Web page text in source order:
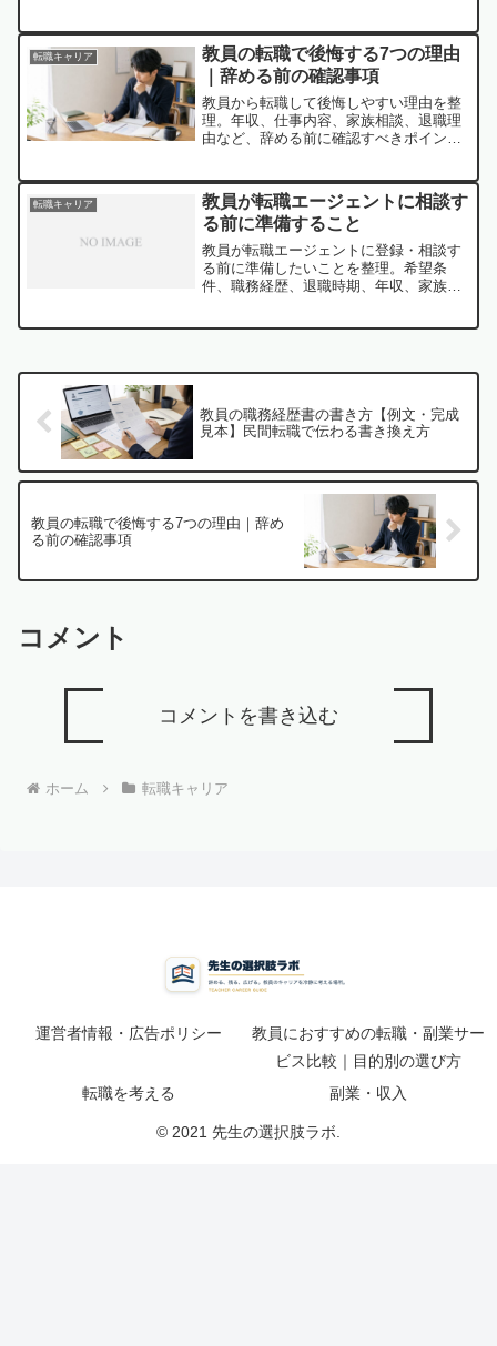
転職キャリア
教員の転職で後悔する7つの理由
｜辞める前の確認事項
教員から転職して後悔しやすい理由を整
理。年収、仕事内容、家族相談、退職理
由など、辞める前に確認すべきポイント
転職キャリア
教員が転職エージェントに相談す
る前に準備すること
教員が転職エージェントに登録・相談す
る前に準備したいことを整理。希望条
件、職務経歴、退職時期、年収、家族へ
教員の職務経歴書の書き方【例文・完成
見本】民間転職で伝わる書き換え方
教員の転職で後悔する7つの理由｜辞め
る前の確認事項
コメント
コメントを書き込む
ホーム 転職キャリア
運営者情報・広告ポリシー
教員におすすめの転職・副業サー
ビス比較｜目的別の選び方
転職を考える
副業・収入
© 2021 先生の選択肢ラボ.